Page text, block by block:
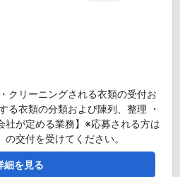
クリーニングされる衣類の受付お
る衣類の分類および陳列、整理 ・
社が定める業務】※応募される方は
交付を受けてください。
細を見る